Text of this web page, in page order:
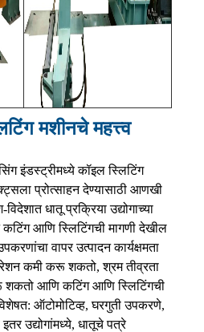
मशीनचे महत्त्व
इंडस्ट्रीमध्ये कॉइल स्लिटिंग
प्रोत्साहन देण्यासाठी आणखी
धातू प्रक्रिया उद्योगाच्या
आणि स्लिटिंगची मागणी देखील
वापर उत्पादन कार्यक्षमता
कमी करू शकतो, श्रम तीव्रता
शकतो आणि कटिंग आणि स्लिटिंगची
ऑटोमोटिव्ह, घरगुती उपकरणे,
उद्योगांमध्ये, धातूचे पत्रे